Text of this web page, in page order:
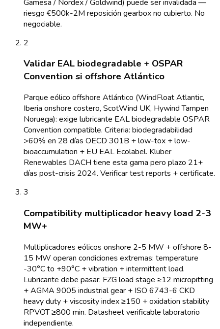
Gamesa / Nordex / Goldwind) puede ser invalidada —
riesgo €500k-2M reposición gearbox no cubierto. No
negociable.
2
Validar EAL biodegradable + OSPAR
Convention si offshore Atlántico
Parque eólico offshore Atlántico (WindFloat Atlantic,
Iberia onshore costero, ScotWind UK, Hywind Tampen
Noruega): exige lubricante EAL biodegradable OSPAR
Convention compatible. Criteria: biodegradabilidad
>60% en 28 días OECD 301B + low-tox + low-
bioaccumulation + EU EAL Ecolabel. Klüber
Renewables DACH tiene esta gama pero plazo 21+
días post-crisis 2024. Verificar test reports + certificate.
3
Compatibility multiplicador heavy load 2-3
MW+
Multiplicadores eólicos onshore 2-5 MW + offshore 8-
15 MW operan condiciones extremas: temperature
-30°C to +90°C + vibration + intermittent load.
Lubricante debe pasar: FZG load stage ≥12 micropitting
+ AGMA 9005 industrial gear + ISO 6743-6 CKD
heavy duty + viscosity index ≥150 + oxidation stability
RPVOT ≥800 min. Datasheet verificable laboratorio
independiente.